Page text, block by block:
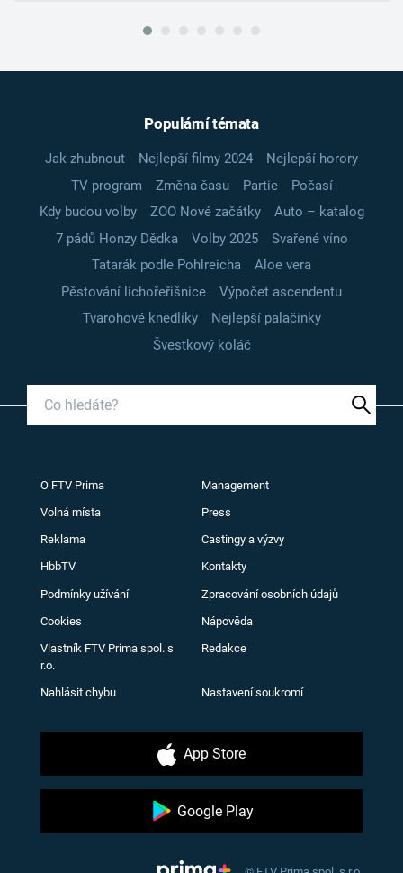
Populární témata
Jak zhubnout Nejlepší filmy 2024
Nejlepší horory
TV program
Změna času Partie
Počasí
Kdy budou volby
ZOO Nové začátky
Auto – katalog
7 pádů Honzy Dědka
Volby 2025
Svařené víno
Tatarák podle Pohlreicha
Aloe vera
Pěstování lichořeřišnice
Výpočet ascendentu
Tvarohové knedlíky
Nejlepší palačinky
Švestkový koláč
O FTV Prima Management
Volná místa Press
Reklama Castingy a výzvy
HbbTV Kontakty
Podmínky užívání Zpracování osobních údajů
Cookies Nápověda
Vlastník FTV Prima spol. s
r.o.
Redakce
Nahlásit chybu Nastavení soukromí
App Store
Google Play